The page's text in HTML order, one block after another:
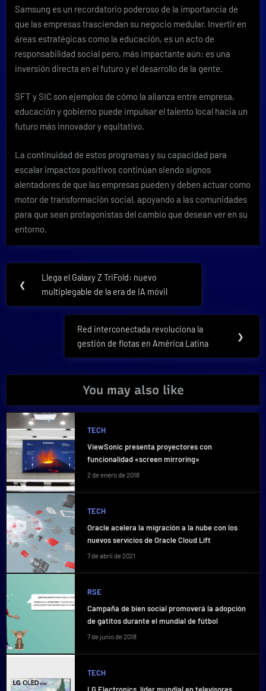
Samsung es un recordatorio poderoso de la importancia de
que las empresas trasciendan su negocio medular. Invertir en
áreas estratégicas como la educación, es un acto de
responsabilidad social pero, más impactante aún: es una
inversión directa en el futuro y el desarrollo de la gente.
SFT y SIC son ejemplos de cómo la alianza entre empresa,
educación y gobierno puede impulsar el talento local hacia un
futuro más innovador y equitativo.
La continuidad de estos programas y su capacidad para
escalar impactos positivos continúan siendo signos
alentadores de que las empresas pueden y deben actuar como
motor de transformación social, apoyando a las comunidades
para que sean protagonistas del cambio que desean ver en su
entorno.
Navegación
de
entradas
❮
Previous
Post:
Llega el Galaxy Z TriFold: nuevo
multiplegable de la era de IA móvil
Next
Post:
Red interconectada revoluciona la
gestión de flotas en América Latina
❯
You may also like
TECH
ViewSonic presenta proyectores con
funcionalidad «screen mirroring»
2 de enero de 2018
TECH
Oracle acelera la migración a la nube con los
nuevos servicios de Oracle Cloud Lift
7 de abril de 2021
RSE
Campaña de bien social promoverá la adopción
de gatitos durante el mundial de fútbol
7 de junio de 2018
TECH
LG Electronics, líder mundial en televisores,